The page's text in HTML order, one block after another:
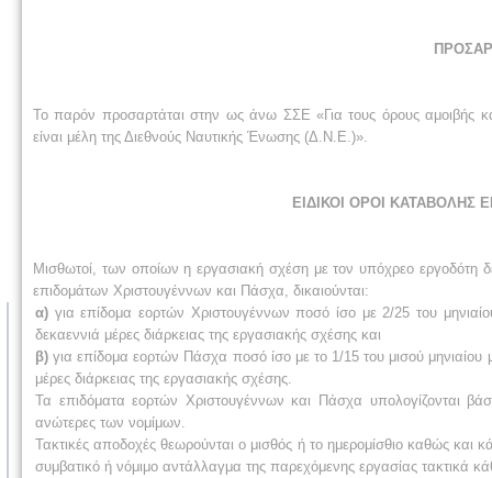
Το παρόν προσαρτάται στην ως άνω ΣΣΕ «Για τους όρους αμοιβής
είναι μέλη της Διεθνούς Ναυτικής Ένωσης (Δ.Ν.Ε.)».
ΕΙΔΙΚΟΙ ΟΡΟΙ ΚΑΤΑΒΟΛΗΣ
Μισθωτοί, των οποίων η εργασιακή σχέση με τον υπόχρεο εργοδότη
επιδομάτων Χριστουγέννων και Πάσχα, δικαιούνται:
α) για επίδομα εορτών Χριστουγέννων ποσό ίσο με 2/25 του
δεκαεννιά μέρες διάρκειας της εργασιακής σχέσης και
β) για επίδομα εορτών Πάσχα ποσό ίσο με το 1/15 του μισού
μέρες διάρκειας της εργασιακής σχέσης.
Τα επιδόματα εορτών Χριστουγέννων και Πάσχα υπολογίζονται
ανώτερες των νομίμων.
Τακτικές αποδοχές θεωρούνται ο μισθός ή το ημερομίσθιο καθώς
συμβατικό ή νόμιμο αντάλλαγμα της παρεχόμενης εργασίας τακτικά